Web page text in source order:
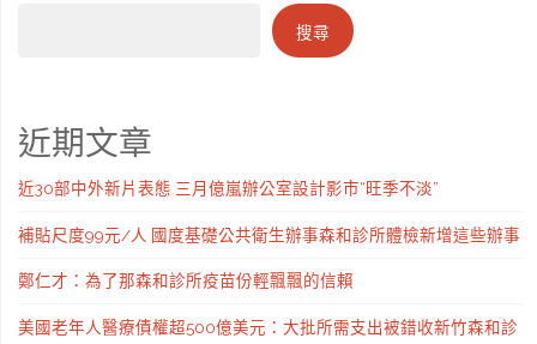
搜尋
近期文章
近30部中外新片表態 三月億嵐辦公室設計影市“旺季不淡”
補貼尺度99元/人 國度基礎公共衛生辦事森和診所體檢新增這些辦事
鄭仁才：為了那森和診所疫苗份輕飄飄的信賴
美國老年人醫療債權超500億美元：大批所需支出被錯收新竹森和診